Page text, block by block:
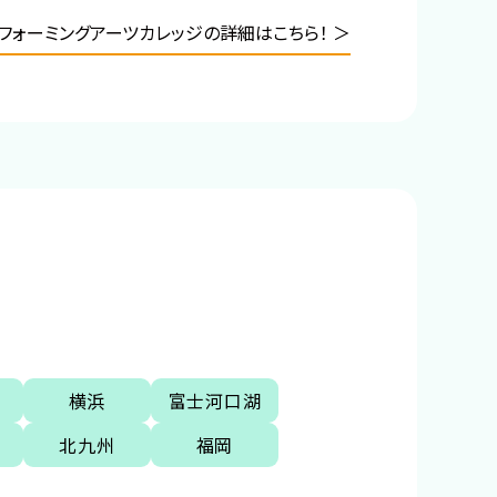
ォーミングアーツカレッジの詳細はこちら！ ＞
横浜
富士河口湖
北九州
福岡